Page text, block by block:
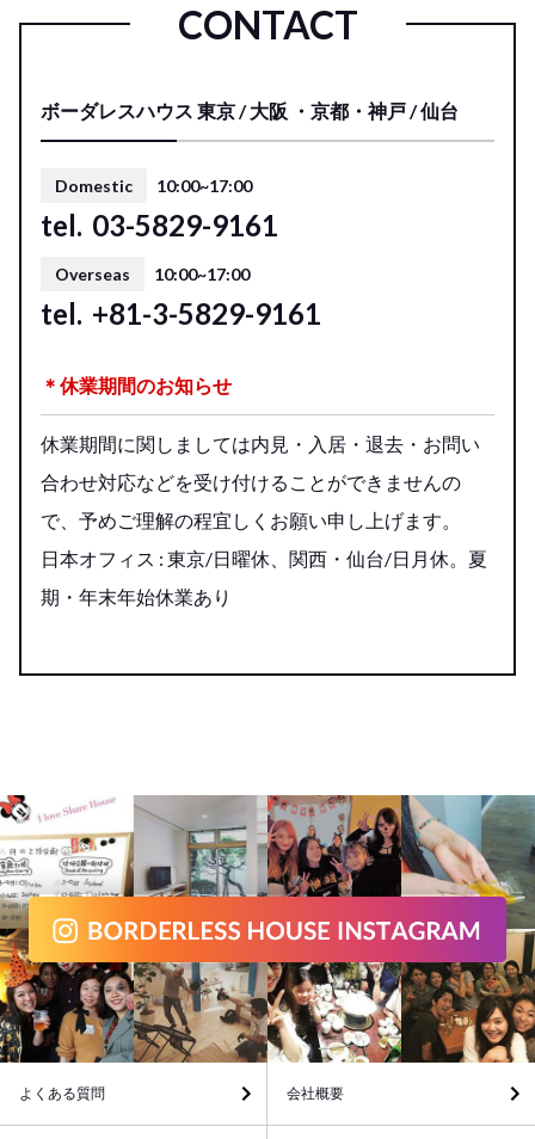
CONTACT
ボーダレスハウス 東京 / 大阪 ・京都・神戸 / 仙台
Domestic 10:00~17:00
tel. 03-5829-9161
Overseas 10:00~17:00
tel. +81-3-5829-9161
＊休業期間のお知らせ
休業期間に関しましては内見・入居・退去・お問い
合わせ対応などを受け付けることができませんの
で、予めご理解の程宜しくお願い申し上げます。
日本オフィス : 東京/日曜休、関西・仙台/日月休。夏
期・年末年始休業あり
よくある質問 会社概要